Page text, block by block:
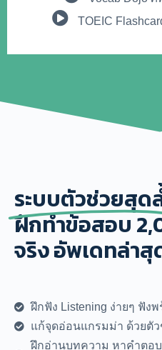
TOEIC
ระบบตัวช่วยสุด
ฝึกทำข้อสอบ
จริง อัพเดทล่าสุ
ฝึกฟัง Listening ง่ายๆ ฟั
แก้จุดอ่อนแกรมม่า ด้วยตัว
ฝึกอ่านบทความ หาคำตอบ